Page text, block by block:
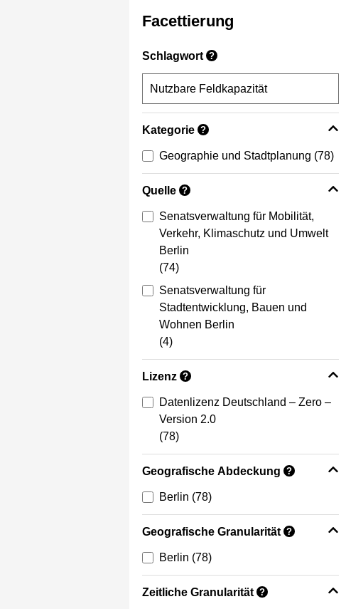
Facettierung
Schlagwort ?
Kategorie ?
Geographie und Stadtplanung (78)
Quelle ?
Senatsverwaltung für Mobilität,
Verkehr, Klimaschutz und Umwelt
Berlin
(74)
Senatsverwaltung für
Stadtentwicklung, Bauen und
Wohnen Berlin
(4)
Lizenz ?
Datenlizenz Deutschland – Zero –
Version 2.0
(78)
Geografische Abdeckung ?
Berlin (78)
Geografische Granularität ?
Berlin (78)
Zeitliche Granularität ?